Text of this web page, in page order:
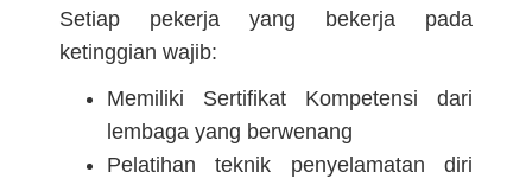
Setiap pekerja yang bekerja pada
ketinggian wajib:
Memiliki Sertifikat Kompetensi dari
lembaga yang berwenang
Pelatihan teknik penyelamatan diri